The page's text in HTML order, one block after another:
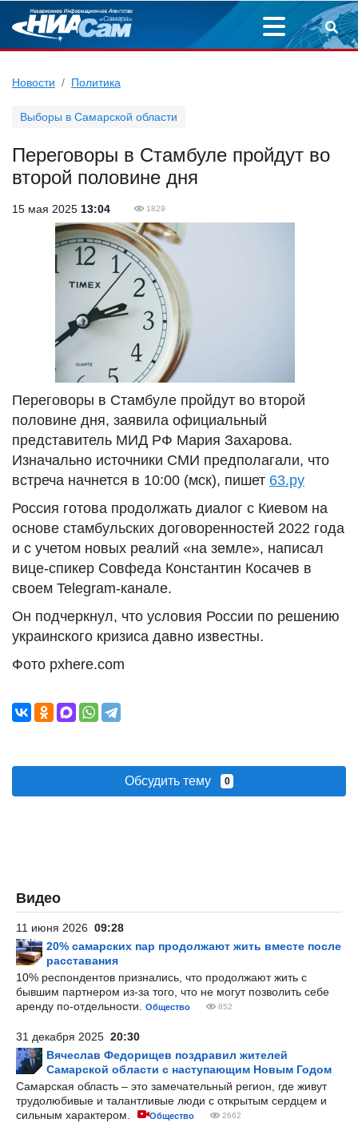
Новости Политика
Выборы в Самарской области
Переговоры в Стамбуле пройдут во
второй половине дня
15 мая 2025 13:04 1829
Переговоры в Стамбуле пройдут во второй
половине дня, заявила официальный
представитель МИД РФ Мария Захарова.
Изначально источники СМИ предполагали, что
встреча начнется в 10:00 (мск), пишет 63.ру
Россия готова продолжать диалог с Киевом на
основе стамбульских договоренностей 2022 года
и с учетом новых реалий «на земле», написал
вице-спикер Совфеда Константин Косачев в
своем Telegram-канале.
Он подчеркнул, что условия России по решению
украинского кризиса давно известны.
Фото pxhere.com
Обсудить тему 0
Видео
11 июня 2026 09:28
20% самарских пар продолжают жить вместе после
расставания
10% респондентов признались, что продолжают жить с
бывшим партнером из-за того, что не могут позволить себе
аренду по-отдельности.
Общество 852
31 декабря 2025 20:30
Вячеслав Федорищев поздравил жителей
Самарской области с наступающим Новым Годом
Самарская область – это замечательный регион, где живут
трудолюбивые и талантливые люди с открытым сердцем и
сильным характером.
Общество 2662